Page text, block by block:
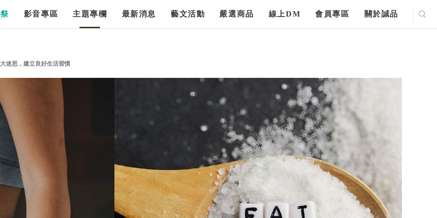
影音專區 主題專欄 最新消息 藝文活動 嚴選商品 線上DM 會員專區 關於誠品
迷思，建立良好生活習慣